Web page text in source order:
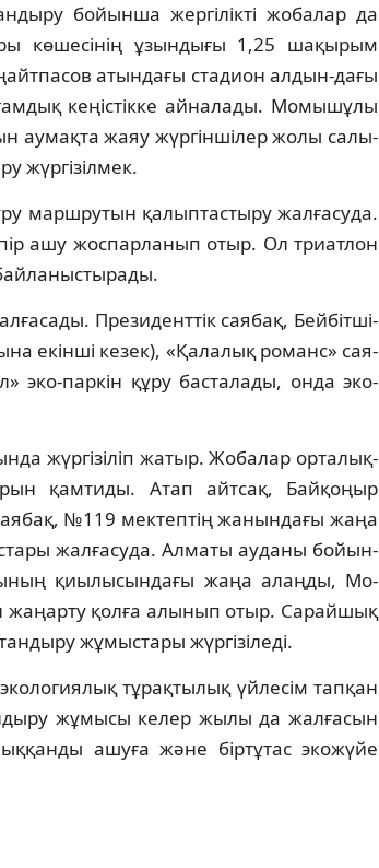
бойынша жергілікті жобалар да
көшесінің ұзындығы 1,25 шақырым
атындағы стадион алдын-дағы
кеңістікке айналады. Момышұлы
аумақта жаяу жүргіншілер жолы са­лы­
жүргізілмек.
маршрутын қалыптастыру жал­ғасуда.
ашу жоспарланып отыр. Ол триат­лон
Президенттік саябақ, Бейбіт­ші­
екінші кезек), «Қалалық романс» сая­
эко-паркін құру басталады, онда эко­
жүргізіліп жатыр. Жобалар орта­лық­
қамтиды. Атап айтсақ, Байқоңыр
№119 мектептің жанындағы жаңа
жалғасуда. Алматы ауданы бойын­
қиылысындағы жаңа алаңды, Мо­
қолға алынып отыр. Сарайшық
жұмыстары жүргізіледі.
тұрақтылық үйлесім тапқан
жұмысы келер жылы да жалға­сын
ашуға және біртұтас экожүйе